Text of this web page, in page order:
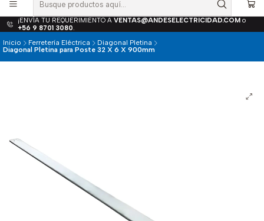
¡ENVÍA TU REQUERIMIENTO A VENTAS@ANDESELECTRICIDAD.COMo
+56 9 8701 3080.
Inicio
Ferretería Eléctrica
Diagonal Pletina
Diagonal Pletina para Poste 32 X 6 X 900mm